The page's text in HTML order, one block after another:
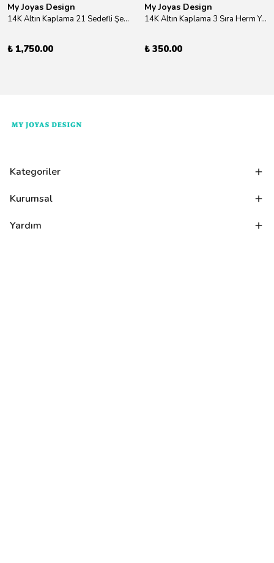
My Joyas Design
14K Altın Kaplama 21 Sedefli Şekiller Kolye 46cm
₺ 1,750.00
My Joyas Design
14K Altın Kaplama 3 Sıra Herm Yüzük Gold
₺ 350.00
Kategoriler
Kurumsal
Yardım